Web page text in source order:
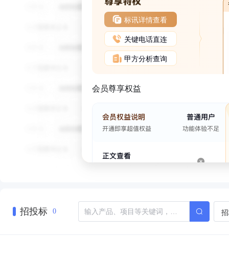
标讯详情查看
关键电话直连
甲方分析查询
会员尊享权益
招投标 0